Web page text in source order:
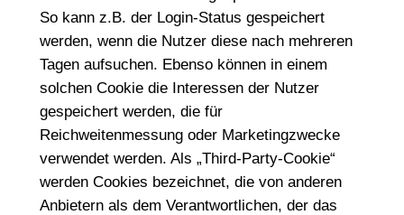
So kann z.B. der Login-Status gespeichert
werden, wenn die Nutzer diese nach mehreren
Tagen aufsuchen. Ebenso können in einem
solchen Cookie die Interessen der Nutzer
gespeichert werden, die für
Reichweitenmessung oder Marketingzwecke
verwendet werden. Als „Third-Party-Cookie“
werden Cookies bezeichnet, die von anderen
Anbietern als dem Verantwortlichen, der das